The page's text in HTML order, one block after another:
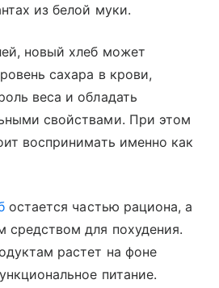
из белой муки.
новый хлеб может
сахара в крови,
веса и обладать
свойствами. При этом
воспринимать именно как
остается частью рациона, а
средством для похудения.
растет на фоне
питание.